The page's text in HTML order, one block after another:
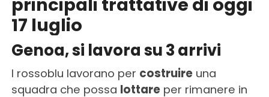
17 luglio
Genoa, si lavora su 3 arrivi
I rossoblu lavorano per costruireuna
squadra che possa lottareper rimanere in